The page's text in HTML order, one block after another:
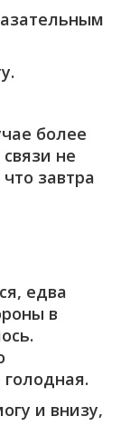
более
не
завтра
едва
в
голодная.
и внизу,